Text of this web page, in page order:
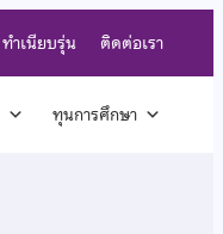
ทำเนียบรุ่น ติดต่อเรา
ทุนการศึกษา